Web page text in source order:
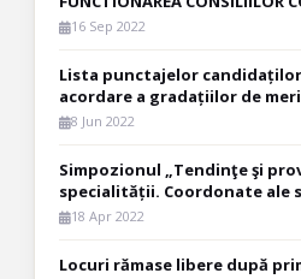
16 Sep 2022
Lista punctajelor
acordare a gradațiilor de
8 Jun 2022
Simpozionul „Tendinţe şi
specialității. Coordonate ale
18 Apr 2022
Locuri rămase libere după